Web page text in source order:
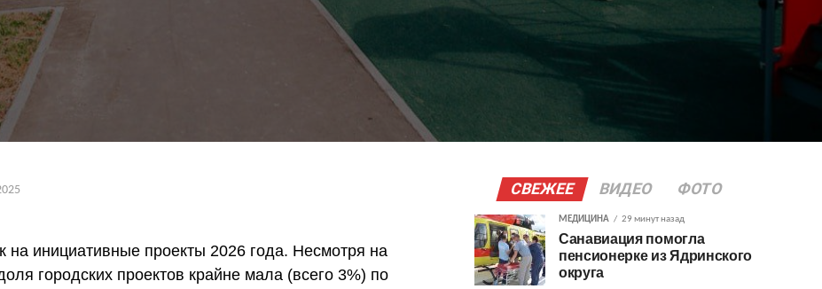
на инициативные проекты 2026 года. Несмотря на
городских проектов крайне мала (всего 3%) по
СВЕЖЕЕ ВИДЕО ФОТО
МЕДИЦИНА 29 минут назад
Санавиация помогла
пенсионерке из Ядринского
округа